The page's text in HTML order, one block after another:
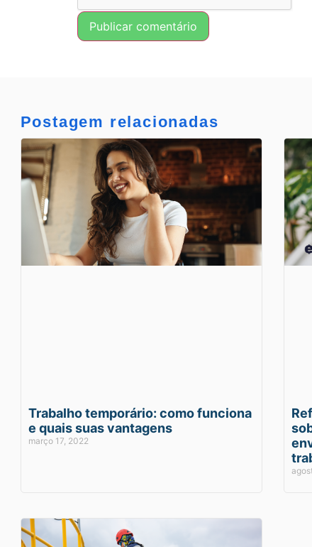
Postagem relacionadas
Trabalho temporário: como funciona
e quais suas vantagens
março 17, 2022